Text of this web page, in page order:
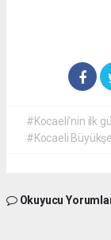
#Kocaeli’nin ilk
#Kocaeli
Okuyucu